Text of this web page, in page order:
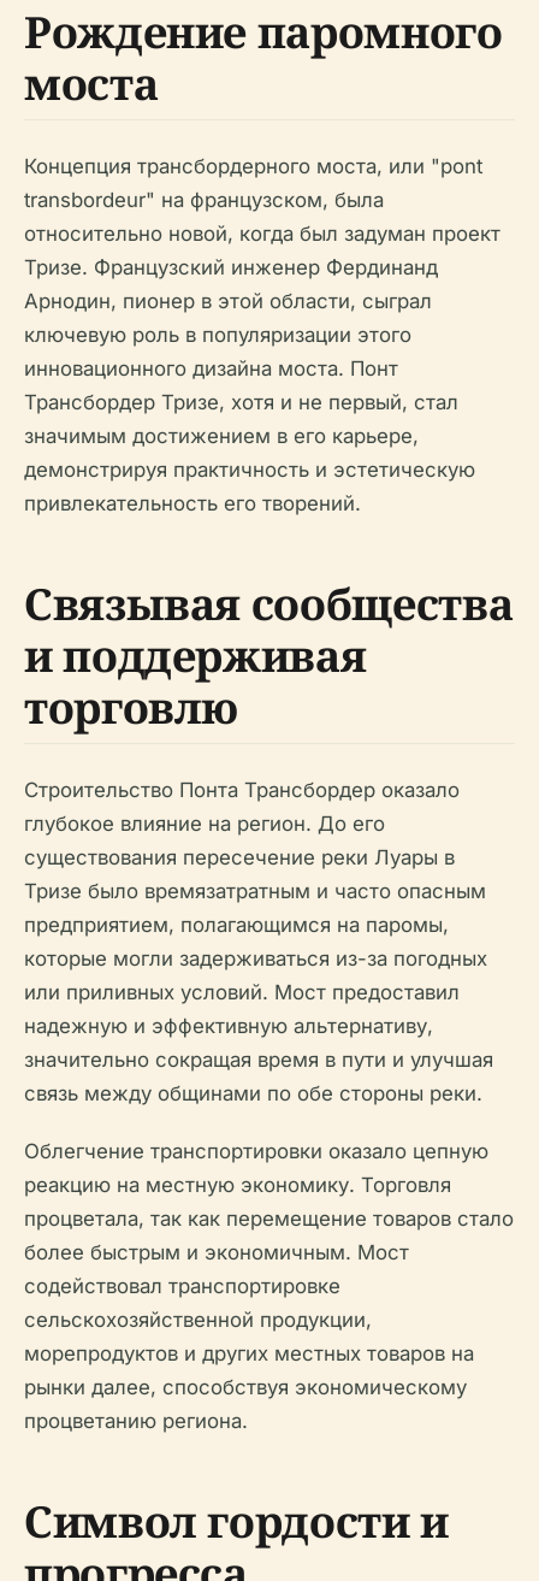
Рождение паромного
моста
Концепция трансбордерного моста, или "pont
transbordeur" на французском, была
относительно новой, когда был задуман проект
Тризе. Французский инженер Фердинанд
Арнодин, пионер в этой области, сыграл
ключевую роль в популяризации этого
инновационного дизайна моста. Понт
Трансбордер Тризе, хотя и не первый, стал
значимым достижением в его карьере,
демонстрируя практичность и эстетическую
привлекательность его творений.
Связывая сообщества
и поддерживая
торговлю
Строительство Понта Трансбордер оказало
глубокое влияние на регион. До его
существования пересечение реки Луары в
Тризе было времязатратным и часто опасным
предприятием, полагающимся на паромы,
которые могли задерживаться из-за погодных
или приливных условий. Мост предоставил
надежную и эффективную альтернативу,
значительно сокращая время в пути и улучшая
связь между общинами по обе стороны реки.
Облегчение транспортировки оказало цепную
реакцию на местную экономику. Торговля
процветала, так как перемещение товаров стало
более быстрым и экономичным. Мост
содействовал транспортировке
сельскохозяйственной продукции,
морепродуктов и других местных товаров на
рынки далее, способствуя экономическому
процветанию региона.
Символ гордости и